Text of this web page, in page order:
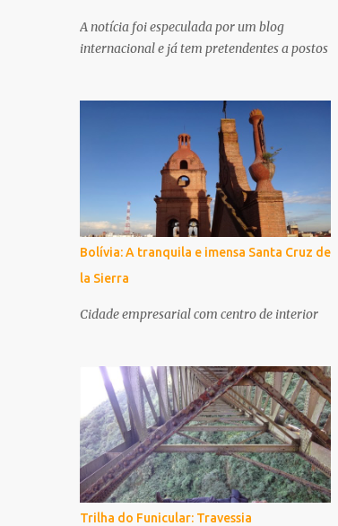
A notícia foi especulada por um blog
internacional e já tem pretendentes a postos
Bolívia: A tranquila e imensa Santa Cruz de
la Sierra
Cidade empresarial com centro de interior
Trilha do Funicular: Travessia